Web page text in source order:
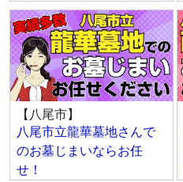
【八尾市】
八尾市立龍華墓地さんで
のお墓じまいならお任
せ！